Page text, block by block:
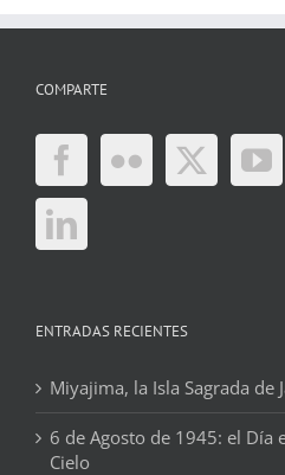
COMPARTE
ENTRADAS RECIENTES
Miyajima, la Isla Sagrada de
6 de Agosto de 1945: el Día
Cielo